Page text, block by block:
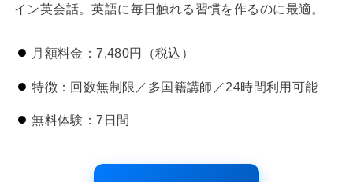
イン英会話。英語に毎日触れる習慣を作るのに最適。
月額料金：7,480円（税込）
特徴：回数無制限／多国籍講師／24時間利用可能
無料体験：7日間